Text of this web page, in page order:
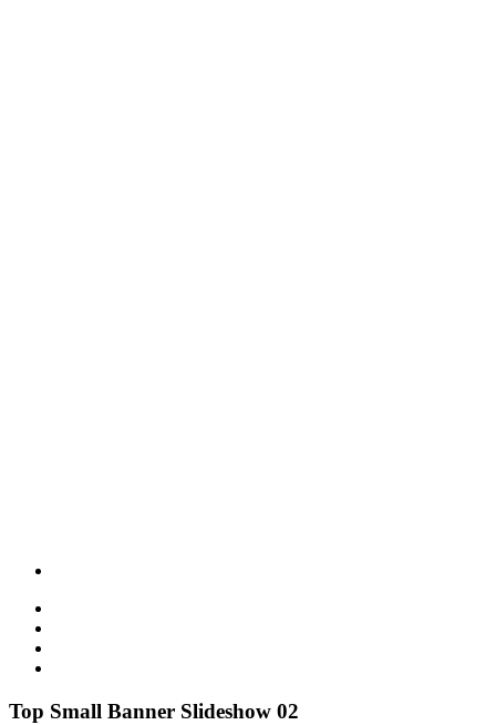
Top Small Banner Slideshow 02